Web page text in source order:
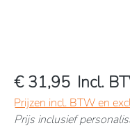
€ 31,95 Incl.
Prijzen incl. BTW en
Prijs inclusief